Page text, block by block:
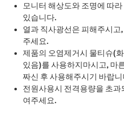
모니터 해상도와 조명에 따
있습니다.
열과 직사광선은 피해주시고
주세요.
제품의 오염제거시 물티슈(
있음)를 사용하지마시고, 마
짜신 후 사용해주시기 바랍
전원사용시 전격용량을 초
여주세요.